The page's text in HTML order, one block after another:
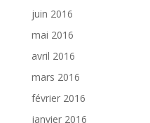
juin 2016
mai 2016
avril 2016
mars 2016
février 2016
janvier 2016